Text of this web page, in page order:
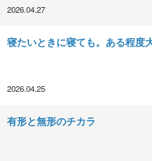
2026.04.27
寝たいときに寝ても。ある程度
2026.04.25
有形と無形のチカラ